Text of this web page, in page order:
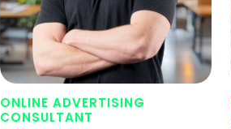
ONLINE ADVERTISING
CONSULTANT